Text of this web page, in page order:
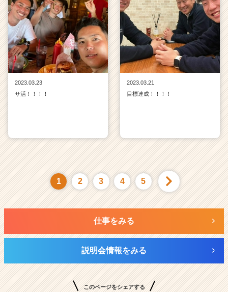
2023.03.23
サ活！！！！
2023.03.21
目標達成！！！！
1 2 3 4 5
仕事をみる
説明会情報をみる
このページをシェアする